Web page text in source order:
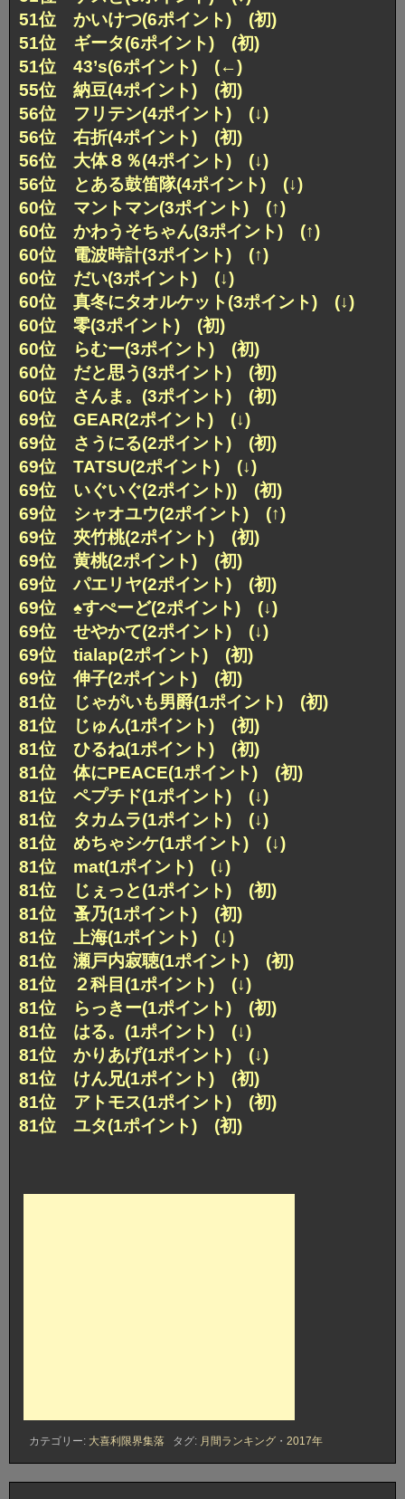
51位 かいけつ(6ポイント) (初)
51位 ギータ(6ポイント) (初)
51位 43’s(6ポイント) (←)
55位 納豆(4ポイント) (初)
56位 フリテン(4ポイント) (↓)
56位 右折(4ポイント) (初)
56位 大体８％(4ポイント) (↓)
56位 とある鼓笛隊(4ポイント) (↓)
60位 マントマン(3ポイント) (↑)
60位 かわうそちゃん(3ポイント) (↑)
60位 電波時計(3ポイント) (↑)
60位 だい(3ポイント) (↓)
60位 真冬にタオルケット(3ポイント) (↓)
60位 零(3ポイント) (初)
60位 らむー(3ポイント) (初)
60位 だと思う(3ポイント) (初)
60位 さんま。(3ポイント) (初)
69位 GEAR(2ポイント) (↓)
69位 さうにる(2ポイント) (初)
69位 TATSU(2ポイント) (↓)
69位 いぐいぐ(2ポイント)) (初)
69位 シャオユウ(2ポイント) (↑)
69位 夾竹桃(2ポイント) (初)
69位 黄桃(2ポイント) (初)
69位 パエリヤ(2ポイント) (初)
69位 ♠すぺーど(2ポイント) (↓)
69位 せやかて(2ポイント) (↓)
69位 tialap(2ポイント) (初)
69位 伸子(2ポイント) (初)
81位 じゃがいも男爵(1ポイント) (初)
81位 じゅん(1ポイント) (初)
81位 ひるね(1ポイント) (初)
81位 体にPEACE(1ポイント) (初)
81位 ペプチド(1ポイント) (↓)
81位 タカムラ(1ポイント) (↓)
81位 めちゃシケ(1ポイント) (↓)
81位 mat(1ポイント) (↓)
81位 じぇっと(1ポイント) (初)
81位 蚤乃(1ポイント) (初)
81位 上海(1ポイント) (↓)
81位 瀬戸内寂聴(1ポイント) (初)
81位 ２科目(1ポイント) (↓)
81位 らっきー(1ポイント) (初)
81位 はる。(1ポイント) (↓)
81位 かりあげ(1ポイント) (↓)
81位 けん兄(1ポイント) (初)
81位 アトモス(1ポイント) (初)
81位 ユタ(1ポイント) (初)
カテゴリー: 大喜利限界集落 タグ: 月間ランキング ・ 2017年